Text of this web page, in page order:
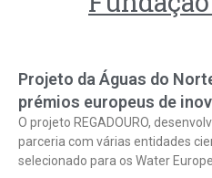
Projeto da Águas do
prémios europeus de
O projeto REGADOURO,
parceria com várias entidades
selecionado para os Water